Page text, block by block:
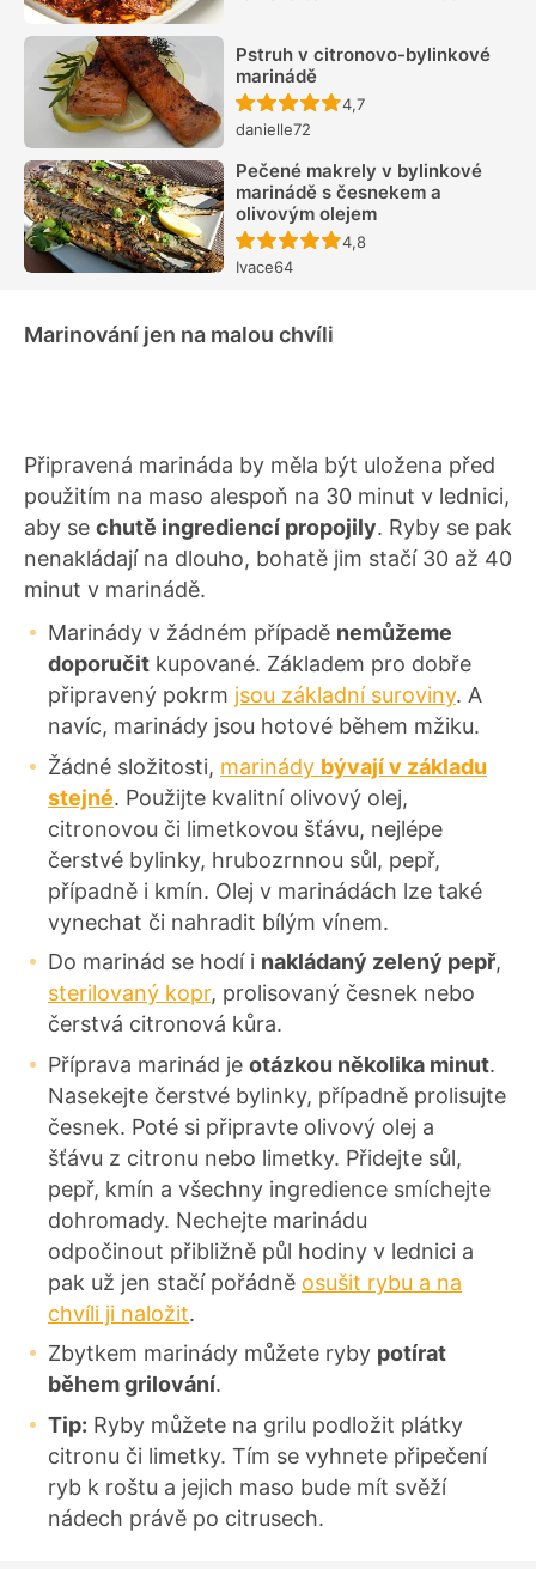
Pstruh v citronovo-bylinkové
marinádě
Recept ještě nebyl
4,7
danielle72
Pečené makrely v bylinkové
marinádě s česnekem a
olivovým olejem
Recept ještě nebyl
4,8
Ivace64
Marinování jen na malou chvíli
Připravená marináda by měla být uložena před
použitím na maso alespoň na 30 minut v lednici,
aby se chutě ingrediencí propojily. Ryby se pak
nenakládají na dlouho, bohatě jim stačí 30 až 40
minut v marinádě.
Marinády v žádném případě nemůžeme
doporučit kupované. Základem pro dobře
připravený pokrm jsou základní suroviny. A
navíc, marinády jsou hotové během mžiku.
Žádné složitosti, marinády bývají v základu
stejné. Použijte kvalitní olivový olej,
citronovou či limetkovou šťávu, nejlépe
čerstvé bylinky, hrubozrnnou sůl, pepř,
případně i kmín. Olej v marinádách lze také
vynechat či nahradit bílým vínem.
Do marinád se hodí i nakládaný zelený pepř,
sterilovaný kopr, prolisovaný česnek nebo
čerstvá citronová kůra.
Příprava marinád je otázkou několika minut.
Nasekejte čerstvé bylinky, případně prolisujte
česnek. Poté si připravte olivový olej a
šťávu z citronu nebo limetky. Přidejte sůl,
pepř, kmín a všechny ingredience smíchejte
dohromady. Nechejte marinádu
odpočinout přibližně půl hodiny v lednici a
pak už jen stačí pořádně osušit rybu a na
chvíli ji naložit.
Zbytkem marinády můžete ryby potírat
během grilování.
Tip: Ryby můžete na grilu podložit plátky
citronu či limetky. Tím se vyhnete připečení
ryb k roštu a jejich maso bude mít svěží
nádech právě po citrusech.